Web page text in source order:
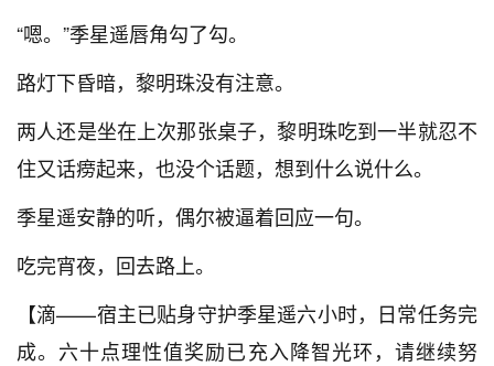
“嗯。”季星遥唇角勾了勾。
路灯下昏暗，黎明珠没有注意。
两人还是坐在上次那张桌子，黎明珠吃到一半就忍不
住又话痨起来，也没个话题，想到什么说什么。
季星遥安静的听，偶尔被逼着回应一句。
吃完宵夜，回去路上。
【滴——宿主已贴身守护季星遥六小时，日常任务完
成。六十点理性值奖励已充入降智光环，请继续努